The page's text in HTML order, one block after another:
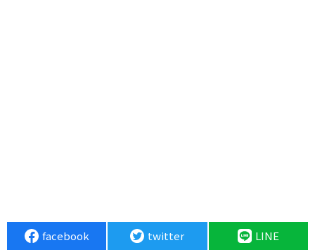
facebook twitter LINE